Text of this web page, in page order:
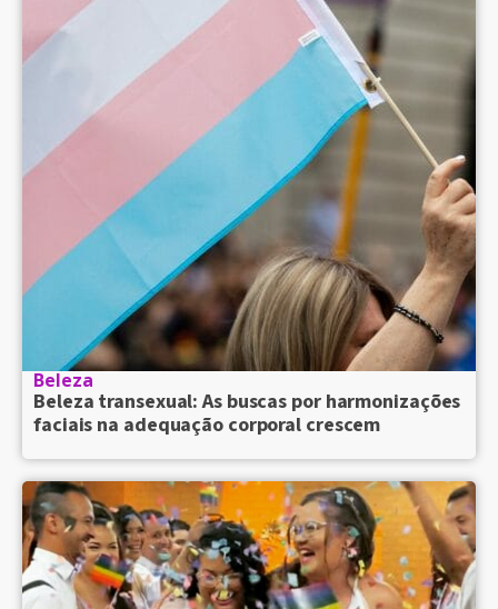
Beleza
Beleza transexual: As buscas por harmonizações
faciais na adequação corporal crescem